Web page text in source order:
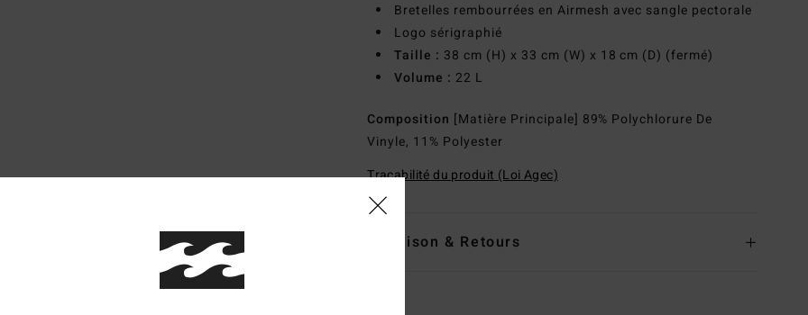
Bretelles rembourrées en Airmesh avec sangle pectorale
Logo sérigraphié
Taille : 38 cm (H) x 33 cm (W) x 18 cm (D) (fermé)
Volume : 22 L
Composition [Matière Principale] 89% Polychlorure De
Vinyle, 11% Polyester
Traçabilité du produit (Loi Agec)
Livraison & Retours